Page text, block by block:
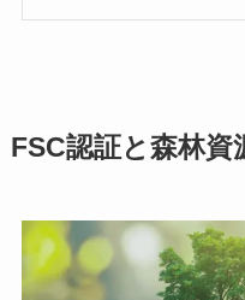
FSC認証と森林資